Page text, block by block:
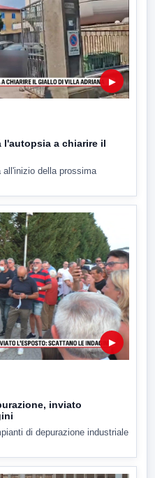
▶
l'autopsia a chiarire il
della prossima
▶
inviato
di depurazione industriale